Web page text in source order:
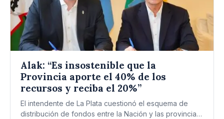
Alak: “Es insostenible que la
Provincia aporte el 40% de los
recursos y reciba el 20%”
El intendente de La Plata cuestionó el esquema de
distribución de fondos entre la Nación y las provincias.